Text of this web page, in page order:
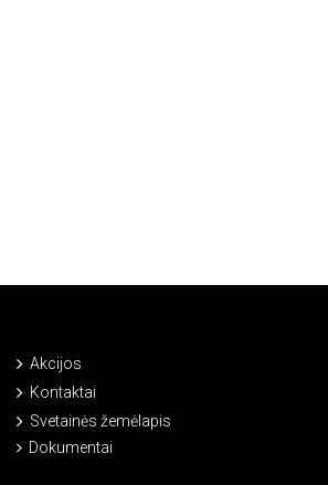
Akcijos
Kontaktai
Svetainės žemėlapis
Dokumentai